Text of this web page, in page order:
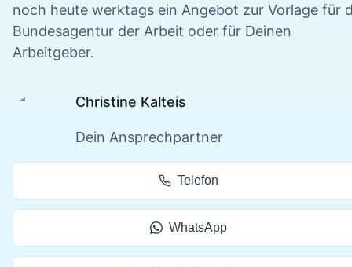
noch heute werktags ein Angebot zur Vorlage für
Bundesagentur der Arbeit oder für Deinen
Arbeitgeber.
Christine Kalteis
Dein Ansprechpartner
Telefon
WhatsApp